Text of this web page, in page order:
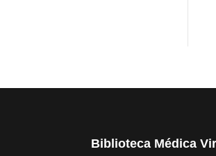
Biblioteca Médica